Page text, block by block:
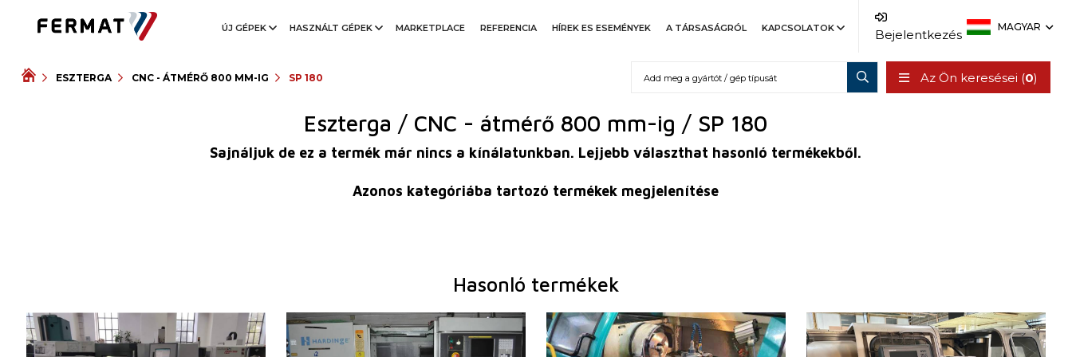
ÚJ GÉPEK HASZNÁLT GÉPEK MARKETPLACE REFERENCIA HÍREK ES ESEMÉNYEK A TÁRSASÁGRÓL KAPCSOLATOK Bejelentkezés
MAGYAR
ESZTERGA CNC - ÁTMÉRŐ 800 MM-IG SP 180 Az Ön keresései (0)
Eszterga / CNC - átmérő 800 mm-ig / SP 180
Sajnáljuk de ez a termék már nincs a kínálatunkban. Lejjebb választhat hasonló termékekből.
Azonos kategóriába tartozó termékek megjelenítése
Hasonló termékek
Gyártás éve:
2004
Vezérlőrendszer
igen
Gyártás éve:
2010
Vezérlőrendszer
igen
Gyártás éve:
1999
Vezérlőrendszer
igen
Gyártás éve:
0
Vezérlőrendszer
igen